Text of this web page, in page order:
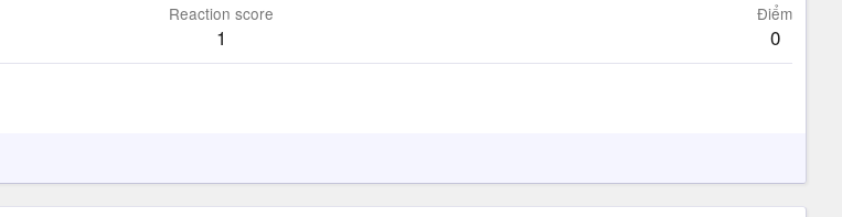
Reaction score
1
Điểm
0